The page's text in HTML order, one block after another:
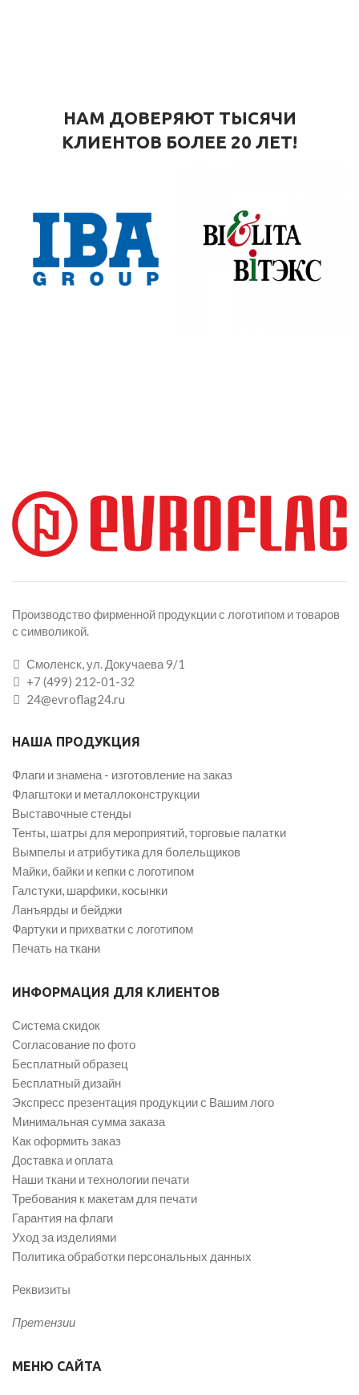
НАМ ДОВЕРЯЮТ ТЫСЯЧИ
КЛИЕНТОВ БОЛЕЕ 20 ЛЕТ!
Производство фирменной продукции с логотипом и товаров
с символикой.
Смоленск, ул. Докучаева 9/1
+7 (499) 212-01-32
24@evroflag24.ru
НАША ПРОДУКЦИЯ
Флаги и знамена - изготовление на заказ
Флагштоки и металлоконструкции
Выставочные стенды
Тенты, шатры для мероприятий, торговые палатки
Вымпелы и атрибутика для болельщиков
Майки, байки и кепки с логотипом
Галстуки, шарфики, косынки
Ланъярды и бейджи
Фартуки и прихватки с логотипом
Печать на ткани
ИНФОРМАЦИЯ ДЛЯ КЛИЕНТОВ
Система скидок
Согласование по фото
Бесплатный образец
Бесплатный дизайн
Экспресс презентация продукции с Вашим лого
Минимальная сумма заказа
Как оформить заказ
Доставка и оплата
Наши ткани и технологии печати
Требования к макетам для печати
Гарантия на флаги
Уход за изделиями
Политика обработки персональных данных
Реквизиты
Претензии
МЕНЮ САЙТА